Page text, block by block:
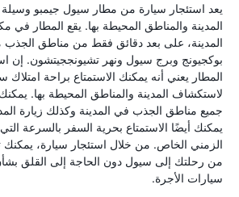
يعد استئجار سيارة من مطار سيول جيمبو
المدينة والمناطق المحيطة بها. يقع المطار
المدينة، على بعد دقائق فقط من مناطق
بوكجيونج وبرج سيول ونهر تشيونججيتشون. إن
المطار يعني أنه يمكنك الاستمتاع براحة امتلاك
لاستكشاف المدينة والمناطق المحيطة بها.
جميع مناطق الجذب في المدينة وكذلك زيارة
يمكنك أيضًا الاستمتاع بحرية السفر بالسرعة
الزمني الخاص. من خلال استئجار سيارة،
من رحلتك إلى سيول دون الحاجة إلى القلق
سيارات الأجرة.